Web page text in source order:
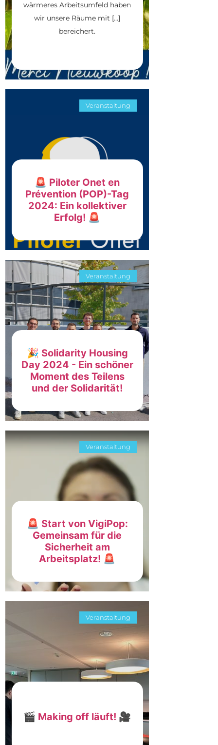
wärmeres Arbeitsumfeld haben
wir unsere Räume mit [...]
bereichert.
Veranstaltung
🚨 Piloter Onet en
Prévention (POP)-Tag
2024: Ein kollektiver
Erfolg! 🚨
Veranstaltung
🎉 Solidarity Housing
Day 2024 - Ein schöner
Moment des Teilens
und der Solidarität!
Veranstaltung
🚨 Start von VigiPop:
Gemeinsam für die
Sicherheit am
Arbeitsplatz! 🚨
Veranstaltung
🎬 Making off läuft! 🎥